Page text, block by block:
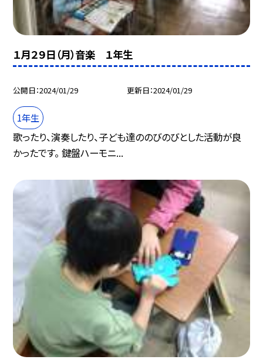
１月２９日（月）音楽 １年生
公開日 2024/01/29 更新日 2024/01/29
1年生
歌ったり、演奏したり、子ども達ののびのびとした活動が良
かったです。 鍵盤ハーモニ...